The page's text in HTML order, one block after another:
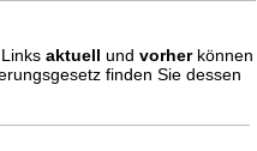
aktuell und vorherkönnen
finden Sie dessen